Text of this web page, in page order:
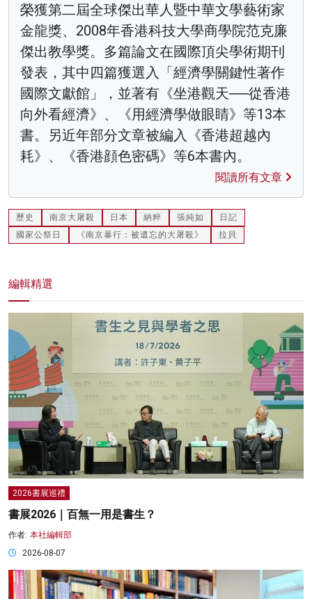
榮獲第二屆全球傑出華人暨中華文學藝術家
金龍獎、2008年香港科技大學商學院范克廉
傑出教學獎。多篇論文在國際頂尖學術期刊
發表，其中四篇獲選入「經濟學關鍵性著作
國際文獻館」，並著有《坐港觀天──從香港
向外看經濟》、《用經濟學做眼睛》等13本
書。另近年部分文章被編入《香港超越內
耗》、《香港顔色密碼》等6本書內。
閱讀所有文章
歷史 南京大屠殺 日本 納粹 張純如
日記
國家公祭日
《南京暴行：被遺忘的大屠殺》 拉貝
編輯精選
2026書展巡禮
書展2026｜百無一用是書生？
作者: 本社編輯部
2026-08-07